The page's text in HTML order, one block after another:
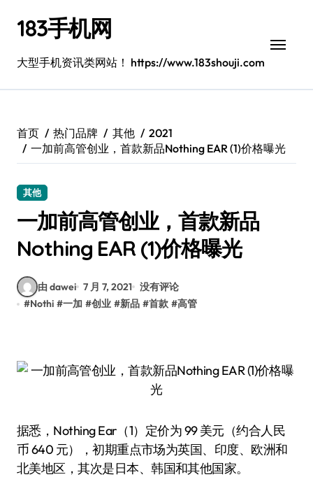
183手机网
大型手机资讯类网站！ https://www.183shouji.com
首页 热门品牌 其他
2021
一加前高管创业，首款新品Nothing EAR (1)价格曝光
其他
一加前高管创业，首款新品
Nothing EAR (1)价格曝光
由 dawei 7 月 7, 2021 没有评论
#Nothi #一加 #创业 #新品 #首款 #高管
据悉，Nothing Ear（1）定价为 99 美元（约合人民
币 640 元），初期重点市场为英国、印度、欧洲和
北美地区，其次是日本、韩国和其他国家。